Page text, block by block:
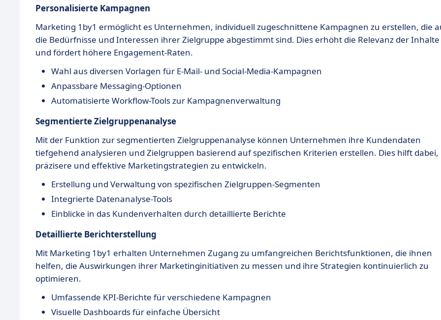
Personalisierte Kampagnen
Marketing 1by1 ermöglicht es Unternehmen, individuell zugeschnittene Kampagnen zu erstellen, die
die Bedürfnisse und Interessen ihrer Zielgruppe abgestimmt sind. Dies erhöht die Relevanz der Inhalte
und fördert höhere Engagement-Raten.
Wahl aus diversen Vorlagen für E-Mail- und Social-Media-Kampagnen
Anpassbare Messaging-Optionen
Automatisierte Workflow-Tools zur Kampagnenverwaltung
Segmentierte Zielgruppenanalyse
Mit der Funktion zur segmentierten Zielgruppenanalyse können Unternehmen ihre Kundendaten
tiefgehend analysieren und Zielgruppen basierend auf spezifischen Kriterien erstellen. Dies hilft dabei,
präzisere und effektive Marketingstrategien zu entwickeln.
Erstellung und Verwaltung von spezifischen Zielgruppen-Segmenten
Integrierte Datenanalyse-Tools
Einblicke in das Kundenverhalten durch detaillierte Berichte
Detaillierte Berichterstellung
Mit Marketing 1by1 erhalten Unternehmen Zugang zu umfangreichen Berichtsfunktionen, die ihnen
helfen, die Auswirkungen ihrer Marketinginitiativen zu messen und ihre Strategien kontinuierlich zu
optimieren.
Umfassende KPI-Berichte für verschiedene Kampagnen
Visuelle Dashboards für einfache Übersicht